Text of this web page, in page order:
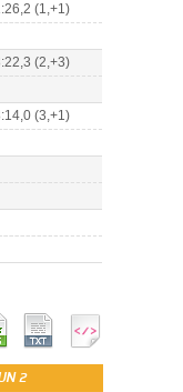
(1,+1)
(2,+3)
(3,+1)
2